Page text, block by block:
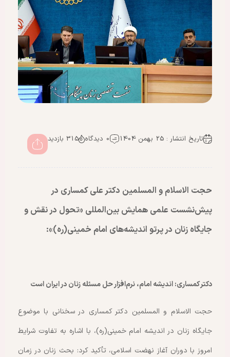
تاریخ انتشار : 25 بهمن 1404 0 دیدگاه 315 بازدید
حجت الاسلام و المسلمین دکتر علی کمساری در
پیش‌نشست علمی همایش بین‌المللی «تحول در نقش و
جایگاه زنان در پرتو اندیشه‌های امام خمینی(ره)»:
دکتر کمساری: اندیشه امام، نرم‌افزار حل مسئله زنان در ایران است
حجت الاسلام و المسلمین دکتر کمساری در سخنانی با موضوع
جایگاه زنان در اندیشه امام خمینی(ره)، با اشاره به تفاوت شرایط
امروز با دوران آغاز نهضت اسلامی، تأکید کرد: بحث زنان در زمان